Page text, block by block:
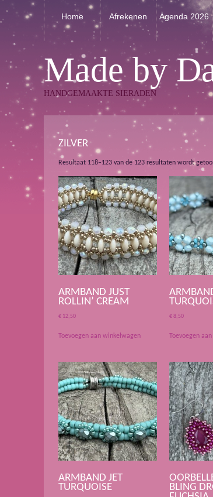
Home Afrekenen Agenda 2026
Made by
HANDGEMAAKTE SIERADEN
ZILVER
Resultaat 118–123 van de 123 resultaten wordt
ARMBAND JUST
ROLLIN’ CREAM
€ 12,50
Toevoegen aan winkelwagen
€8,50
Toevoegen
ARMBAND JET
TURQUOISE
BLING